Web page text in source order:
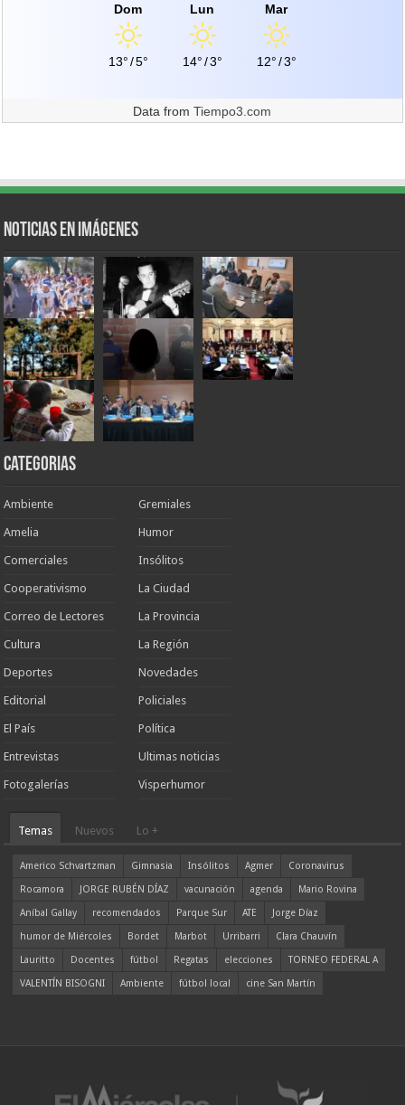
Dom
13°/5°
Lun
14°/3°
Mar
12°/3°
Data fromTiempo3.com
Noticias en Imágenes
Categorias
Ambiente
Amelia
Comerciales
Cooperativismo
Correo de Lectores
Cultura
Deportes
Editorial
El País
Entrevistas
Fotogalerías
Gremiales
Humor
Insólitos
La Ciudad
La Provincia
La Región
Novedades
Policiales
Política
Ultimas noticias
Visperhumor
Temas Nuevos Lo +
Americo Schvartzman Gimnasia Insólitos Agmer
Coronavirus
Rocamora
JORGE RUBÉN DÍAZ vacunación agenda
Mario Rovina
Aníbal Gallay
recomendados Parque Sur ATE
Jorge Díaz
humor de Miércoles
Bordet Marbot Urribarri
Clara Chauvín
Lauritto
Docentes fútbol Regatas elecciones
TORNEO FEDERAL A
VALENTÍN BISOGNI
Ambiente fútbol local cine San Martín